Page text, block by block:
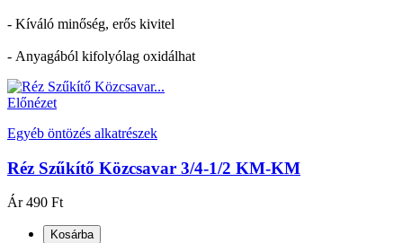
- Kíváló minőség, erős kivitel
- Anyagából kifolyólag oxidálhat
Előnézet
Egyéb öntözés alkatrészek
Réz Szűkítő Közcsavar 3/4-1/2 KM-KM
Ár 490 Ft
Kosárba